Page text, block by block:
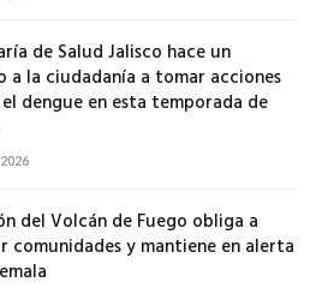
de Salud Jalisco hace un
a la ciudadanía a tomar acciones
dengue en esta temporada de
del Volcán de Fuego obliga a
comunidades y mantiene en alerta